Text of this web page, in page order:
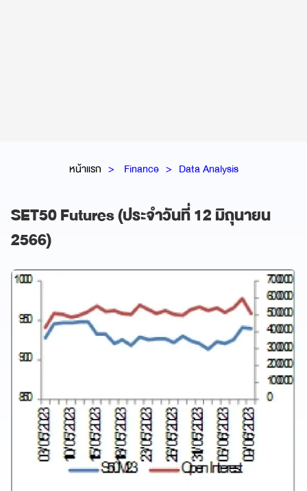
หน้าแรก Finance Data Analysis
SET50 Futures (ประจำวันที่ 12 มิถุนายน
2566)